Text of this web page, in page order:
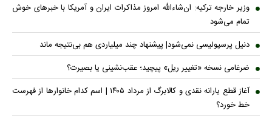
وزیر خارجه ترکیه: ان‌شاءالله امروز مذاکرات ایران و آمریکا با خبرهای خوش
تمام می‌شود
دنیل پرسپولیسی نمی‌شود| پیشنهاد چند میلیاردی هم بی‌نتیجه ماند
ضرغامی نسخه «تغییر ریل» پیچید؛ عقب‌نشینی یا بصیرت؟
آغاز قطع یارانه نقدی و کالابرگ از مرداد ۱۴۰۵ | اسم کدام خانوار‌ها از فهرست
خط خورد؟